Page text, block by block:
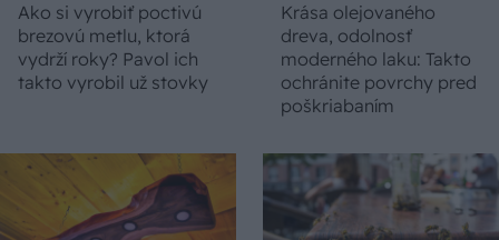
Ako si vyrobiť poctivú
brezovú metlu, ktorá
vydrží roky? Pavol ich
takto vyrobil už stovky
Krása olejovaného
dreva, odolnosť
moderného laku: Takto
ochránite povrchy pred
poškriabaním